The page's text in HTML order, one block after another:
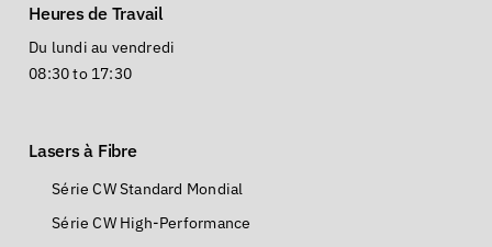
Heures de Travail
Du lundi au vendredi
08:30 to 17:30
Lasers à Fibre
Série CW Standard Mondial
Série CW High-Performance